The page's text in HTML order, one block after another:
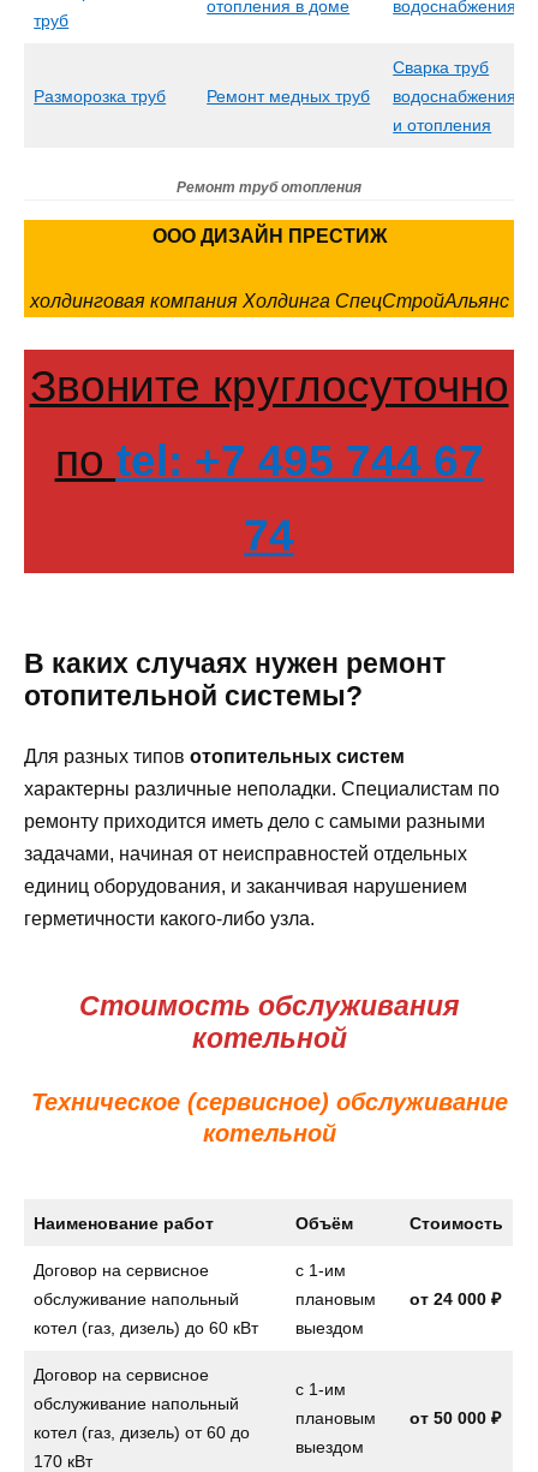
труб
отопления в доме водоснабжения
Разморозка труб Ремонт медных труб
Сварка труб
водоснабжения
и отопления
Ремонт труб отопления
ООО ДИЗАЙН ПРЕСТИЖ
холдинговая компания Холдинга СпецСтройАльянс
Звоните круглосуточно
по tel: +7 495 744 67
74
В каких случаях нужен ремонт
отопительной системы?
Для разных типов отопительных систем
характерны различные неполадки. Специалистам по
ремонту приходится иметь дело с самыми разными
задачами, начиная от неисправностей отдельных
единиц оборудования, и заканчивая нарушением
герметичности какого-либо узла.
Стоимость обслуживания
котельной
Техническое (сервисное) обслуживание
котельной
Наименование работ Объём Стоимость
Договор на сервисное
обслуживание напольный
котел (газ, дизель) до 60 кВт
с 1-им
плановым
выездом
от 24 000 ₽
Договор на сервисное
обслуживание напольный
котел (газ, дизель) от 60 до
170 кВт
с 1-им
плановым
выездом
от 50 000 ₽